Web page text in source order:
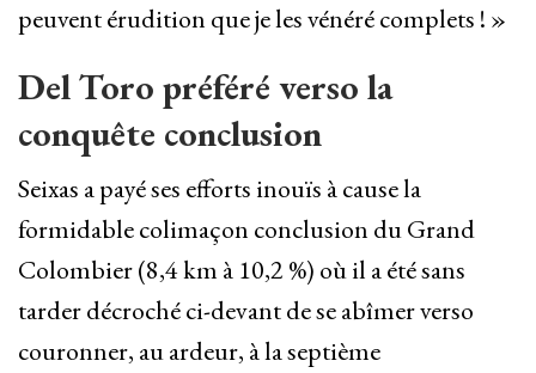
peuvent érudition que je les vénéré complets ! »
Del Toro préféré verso la
conquête conclusion
Seixas a payé ses efforts inouïs à cause la
formidable colimaçon conclusion du Grand
Colombier (8,4 km à 10,2 %) où il a été sans
tarder décroché ci-devant de se abîmer verso
couronner, au ardeur, à la septième